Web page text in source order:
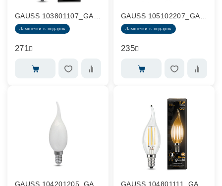
Лампочки в подарок
271
Лампочки в подарок
235